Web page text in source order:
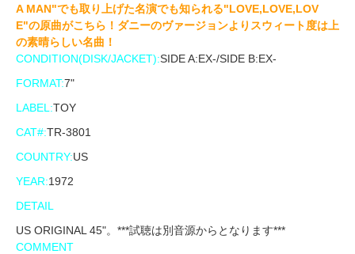
A MAN"でも取り上げた名演でも知られる"LOVE,LOVE,LOV
E"の原曲がこちら！ダニーのヴァージョンよりスウィート度は上
の素晴らしい名曲！
CONDITION(DISK/JACKET):SIDE A:EX-/SIDE B:EX-
FORMAT:7"
LABEL:TOY
CAT#:TR-3801
COUNTRY:US
YEAR:1972
DETAIL
US ORIGINAL 45"。***試聴は別音源からとなります***
COMMENT